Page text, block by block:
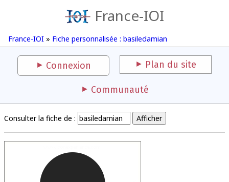
France-IOI
France-IOI » Fiche personnalisée : basiledamian
Connexion Plan du site
Communauté
Consulter la fiche de :